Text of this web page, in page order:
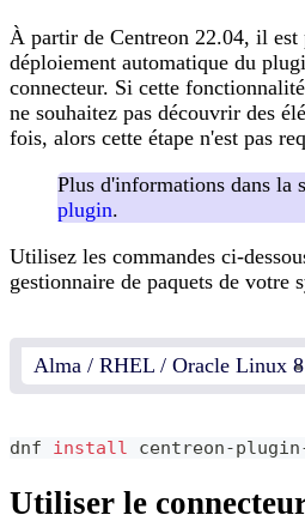
À partir de Centreon 22.04, il est
déploiement automatique du
connecteur. Si cette
ne souhaitez pas découvrir des
fois, alors cette étape n'est pas
Plus d'informations dans la
plugin.
Utilisez les commandes ci-
gestionnaire de paquets de votre
Alma / RHEL / Oracle Linux 8
dnf install centreon-plugin-
Utiliser le